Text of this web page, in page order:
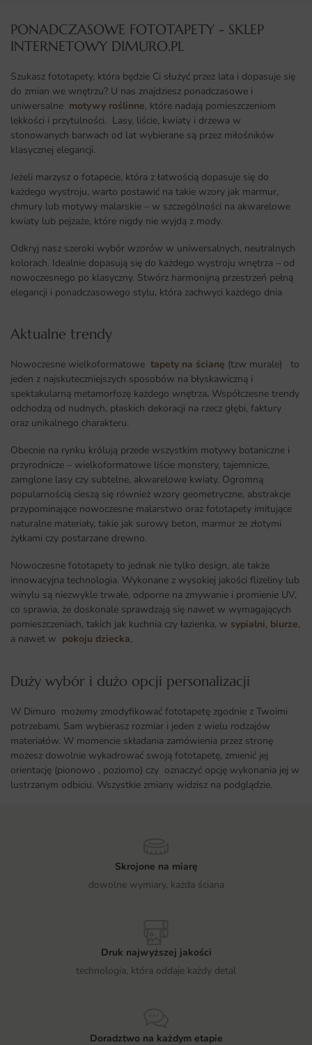
PONADCZASOWE FOTOTAPETY - SKLEP
INTERNETOWY DIMURO.PL​
Szukasz fototapety, która będzie Ci służyć przez lata i dopasuje się
do zmian we wnętrzu? U nas znajdziesz ponadczasowe i
uniwersalne motywy roślinne, które nadają pomieszczeniom
lekkości i przytulności. Lasy, liście, kwiaty i drzewa w
stonowanych barwach od lat wybierane są przez miłośników
klasycznej elegancji.
Jeżeli marzysz o fotapecie, która z łatwością dopasuje się do
każdego wystroju, warto postawić na takie wzory jak marmur,
chmury lub motywy malarskie – w szczególności na akwarelowe
kwiaty lub pejzaże, które nigdy nie wyjdą z mody.
Odkryj nasz szeroki wybór wzorów w uniwersalnych, neutralnych
kolorach. Idealnie dopasują się do każdego wystroju wnętrza – od
nowoczesnego po klasyczny. Stwórz harmonijną przestrzeń pełną
elegancji i ponadczasowego stylu, która zachwyci każdego dnia
Aktualne trendy​
Nowoczesne wielkoformatowe tapety na ścianę (tzw murale) to
jeden z najskuteczniejszych sposobów na błyskawiczną i
spektakularną metamorfozę każdego wnętrza. Współczesne trendy
odchodzą od nudnych, płaskich dekoracji na rzecz głębi, faktury
oraz unikalnego charakteru.
Obecnie na rynku królują przede wszystkim motywy botaniczne i
przyrodnicze – wielkoformatowe liście monstery, tajemnicze,
zamglone lasy czy subtelne, akwarelowe kwiaty. Ogromną
popularnością cieszą się również wzory geometryczne, abstrakcje
przypominające nowoczesne malarstwo oraz fototapety imitujące
naturalne materiały, takie jak surowy beton, marmur ze złotymi
żyłkami czy postarzane drewno.
Nowoczesne fototapety to jednak nie tylko design, ale także
innowacyjna technologia. Wykonane z wysokiej jakości flizeliny lub
winylu są niezwykle trwałe, odporne na zmywanie i promienie UV,
co sprawia, że doskonale sprawdzają się nawet w wymagających
pomieszczeniach, takich jak kuchnia czy łazienka, w sypialni, biurze,
a nawet w pokoju dziecka,
Duży wybór i dużo opcji personalizacji ​
W Dimuro możemy zmodyfikować fototapetę zgodnie z Twoimi
potrzebami. Sam wybierasz rozmiar i jeden z wielu rodzajów
materiałów. W momencie składania zamówienia przez stronę
możesz dowolnie wykadrować swoją fototapetę, zmienić jej
orientację (pionowo , poziomo) czy oznaczyć opcję wykonania jej w
lustrzanym odbiciu. Wszystkie zmiany widzisz na podglądzie.
Skrojone na miarę
dowolne wymiary, każda ściana
Druk najwyższej jakości
technologia, która oddaje każdy detal
Doradztwo na każdym etapie